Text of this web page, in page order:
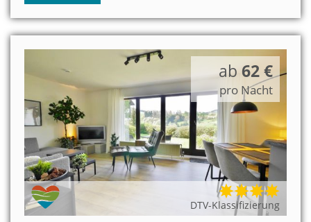
DTV-Klassifizierung
ab 62 €
pro Nacht